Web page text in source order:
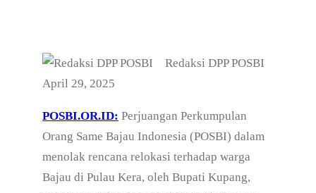
Redaksi DPP POSBI
April 29, 2025
POSBI.OR.ID: Perjuangan Perkumpulan
Orang Same Bajau Indonesia (POSBI) dalam
menolak rencana relokasi terhadap warga
Bajau di Pulau Kera, oleh Bupati Kupang,